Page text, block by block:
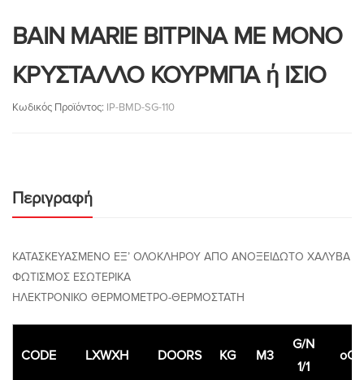
ΒΑΙΝ MARIE ΒΙΤΡΙΝΑ ΜΕ ΜΟΝΟ
ΚΡΥΣΤΑΛΛΟ ΚΟΥΡΜΠΑ ή ΙΣΙΟ
Κωδικός Προϊόντος: IP-BMD-SG-110
Περιγραφή
ΚΑΤΑΣΚΕΥΑΣΜΕΝΟ ΕΞ’ ΟΛΟΚΛΗΡΟΥ ΑΠΟ ΑΝΟΞΕΙΔΩΤΟ ΧΑΛΥΒΑ
ΦΩΤΙΣΜΟΣ ΕΣΩΤΕΡΙΚΑ
ΗΛΕΚΤΡΟΝΙΚΟ ΘΕΡΜΟΜΕΤΡΟ-ΘΕΡΜΟΣΤΑΤΗ
CODE LXWXH DOORS KG M3
G/N
1/1
oC